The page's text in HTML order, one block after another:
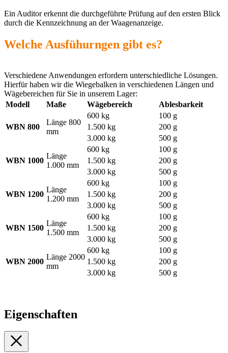
Ein Auditor erkennt die durchgeführte Prüfung auf den ersten Blick
durch die Kennzeichnung an der Waagenanzeige.
Welche Ausfühurngen gibt es?
Verschiedene Anwendungen erfordern unterschiedliche Lösungen.
Hierfür haben wir die Wiegebalken in verschiedenen Längen und
Wägebereichen für Sie in unserem Lager:
Modell
Maße Wägebereich Ablesbarkeit
WBN 800
Länge 800
mm
600 kg
100 g
1.500 kg
200 g
3.000 kg
500 g
WBN 1000
Länge
1.000 mm
600 kg
100 g
1.500 kg
200 g
3.000 kg
500 g
WBN 1200
Länge
1.200 mm
600 kg
100 g
1.500 kg
200 g
3.000 kg
500 g
WBN 1500
Länge
1.500 mm
600 kg
100 g
1.500 kg
200 g
3.000 kg
500 g
WBN 2000
Länge 2000
mm
600 kg
100 g
1.500 kg
200 g
3.000 kg
500 g
Eigenschaften